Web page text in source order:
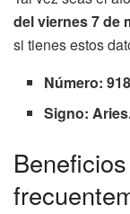
del viernes 7 de
si tienes estos
Número:
Signo: